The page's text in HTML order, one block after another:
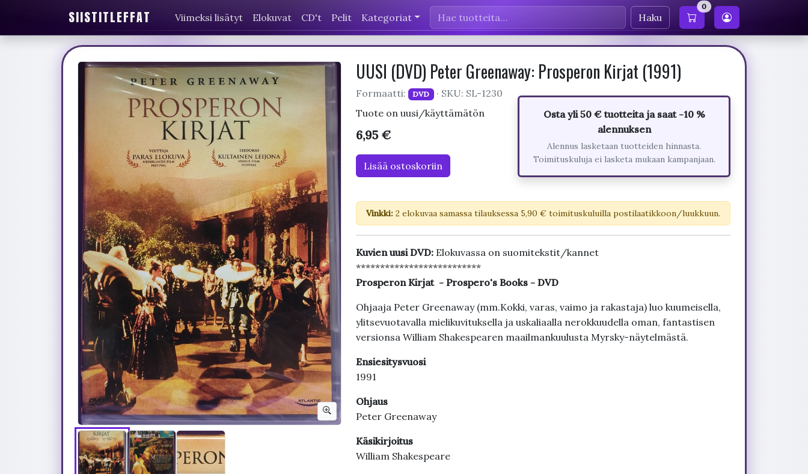
SIISTITLEFFAT Viimeksi lisätyt Elokuvat CD't Pelit Kategoriat Haku
0
UUSI (DVD) Peter Greenaway: Prosperon Kirjat (1991)
Formaatti: DVD
· SKU: SL-1230
Tuote on uusi/käyttämätön
6,95 €
Lisää ostoskoriin
Osta yli 50 € tuotteita ja saat -10 %
alennuksen
Alennus lasketaan tuotteiden hinnasta.
Toimituskuluja ei lasketa mukaan kampanjaan.
Vinkki:2 elokuvaa samassa tilauksessa 5,90 € toimituskuluilla postilaatikkoon/luukkuun.
Kuvien uusi DVD: Elokuvassa on suomitekstit/kannet
**************************
Prosperon Kirjat - Prospero's Books - DVD
Ohjaaja Peter Greenaway (mm.Kokki, varas, vaimo ja rakastaja) luo kuumeisella,
ylitsevuotavalla mielikuvituksella ja uskaliaalla nerokkuudella oman, fantastisen
versionsa William Shakespearen maailmankuulusta Myrsky-näytelmästä.
Ensiesitysvuosi
1991
Ohjaus
Peter Greenaway
Käsikirjoitus
William Shakespeare